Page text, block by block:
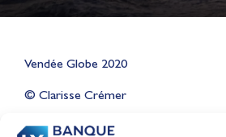
Vendée Globe 2020
© Clarisse Crémer
Beach, sur le plan
Jeux Olympiques 2028